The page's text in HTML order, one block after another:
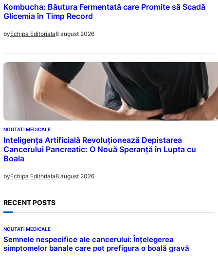
Kombucha: Băutura Fermentată care Promite să Scadă
Glicemia în Timp Record
byEchipa Editoriala8 august 2026
NOUTATI MEDICALE
Inteligența Artificială Revoluționează Depistarea
Cancerului Pancreatic: O Nouă Speranță în Lupta cu
Boala
byEchipa Editoriala8 august 2026
RECENT POSTS
NOUTATI MEDICALE
Semnele nespecifice ale cancerului: Înțelegerea
simptomelor banale care pot prefigura o boală gravă